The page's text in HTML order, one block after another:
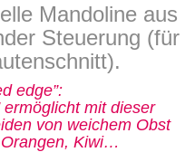
Mandoline aus
Steuerung (für
edge”:
ermöglicht mit dieser
von weichem Obst
Kiwi…